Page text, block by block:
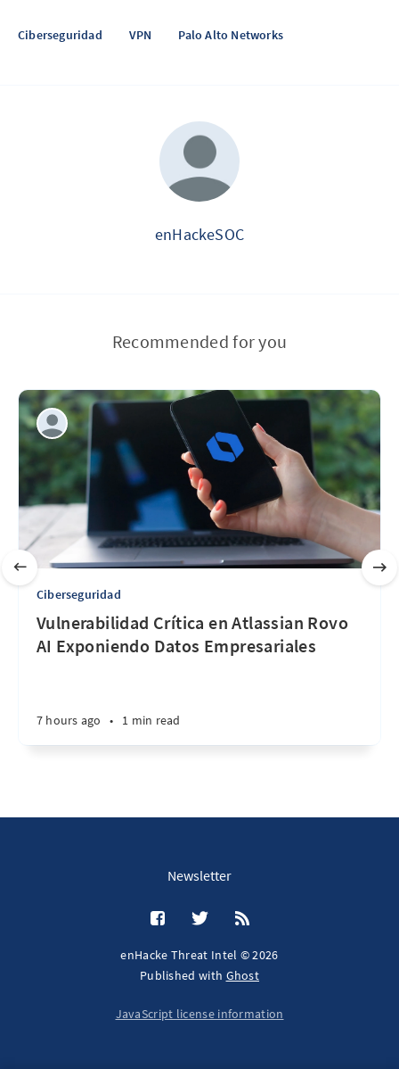
Ciberseguridad VPN Palo Alto Networks
enHackeSOC
Recommended for you
Ciberseguridad
Vulnerabilidad Crítica en Atlassian Rovo
AI Exponiendo Datos Empresariales
7 hours ago • 1 min read
Newsletter
enHacke Threat Intel © 2026
Published with Ghost
JavaScript license information